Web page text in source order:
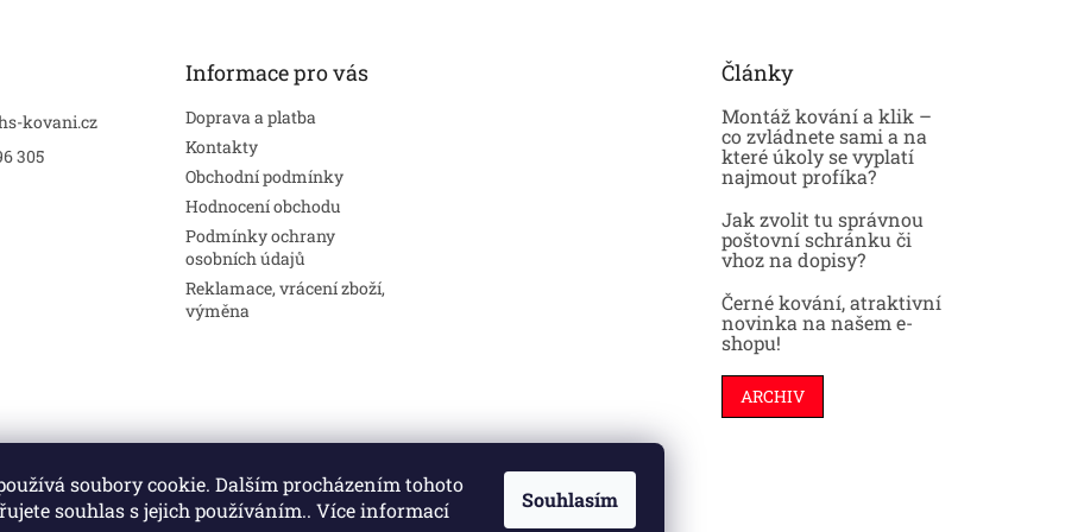
soubory cookie. Dalším procházením tohoto
souhlas s jejich používáním.. Více informací
Souhlasím
kovani.cz
305
Informace pro vás
Doprava a platba
Kontakty
Obchodní podmínky
Hodnocení obchodu
Podmínky ochrany
osobních údajů
Reklamace, vrácení zboží,
výměna
Články
Montáž kování a klik –
co zvládnete sami a na
které úkoly se vyplatí
najmout profíka?
Jak zvolit tu správnou
poštovní schránku či
vhoz na dopisy?
Černé kování, atraktivní
novinka na našem e-
shopu!
ARCHIV
Stavební pouzdra Interiéry Dveře